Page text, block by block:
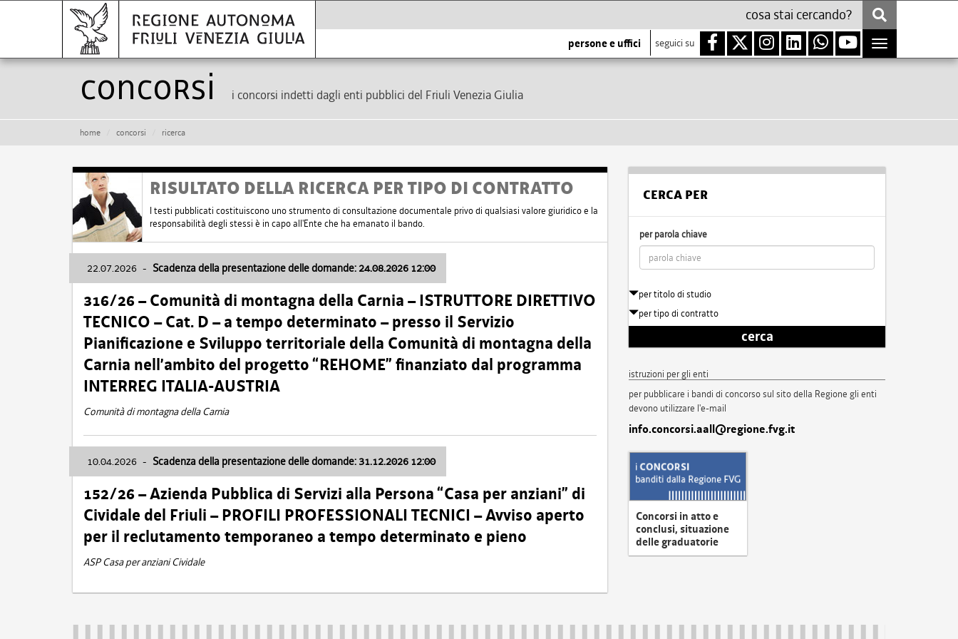
persone e uffici seguici su
Toggle
navigation
Concorsi i concorsi indetti dagli enti pubblici del Friuli Venezia Giulia
home concorsi ricerca
RISULTATO DELLA RICERCA PER TIPO DI CONTRATTO
I testi pubblicati costituiscono uno strumento di consultazione documentale privo di qualsiasi valore giuridico e la
responsabilità degli stessi è in capo all'Ente che ha emanato il bando.
22.07.2026 - Scadenza della presentazione delle domande: 24.08.2026 12:00
316/26 – Comunità di montagna della Carnia – ISTRUTTORE DIRETTIVO
TECNICO – Cat. D – a tempo determinato – presso il Servizio
Pianificazione e Sviluppo territoriale della Comunità di montagna della
Carnia nell’ambito del progetto “REHOME” finanziato dal programma
INTERREG ITALIA-AUSTRIA
Comunità di montagna della Carnia
10.04.2026 - Scadenza della presentazione delle domande: 31.12.2026 12:00
152/26 – Azienda Pubblica di Servizi alla Persona “Casa per anziani” di
Cividale del Friuli – PROFILI PROFESSIONALI TECNICI – Avviso aperto
per il reclutamento temporaneo a tempo determinato e pieno
ASP Casa per anziani Cividale
CERCA PER
per parola chiave
per titolo di studio
per tipo di contratto
cerca
istruzioni per gli enti
per pubblicare i bandi di concorso sul sito della Regione gli enti
devono utilizzare l'e-mail
info.concorsi.aall@regione.fvg.it
Concorsi in atto e
conclusi, situazione
delle graduatorie